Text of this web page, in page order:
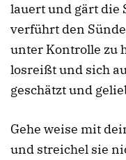
lauert und gärt die
verführt den
unter Kontrolle zu
losreißt und sich
geschätzt und
Gehe weise mit
und streichel sie